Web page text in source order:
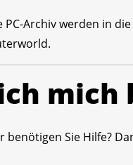
PC-Archiv werden in
mich
benötigen Sie Hilfe?